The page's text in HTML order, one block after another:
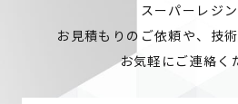
スーパーレジ
お見積もりのご依頼や、技
お気軽にご連絡く